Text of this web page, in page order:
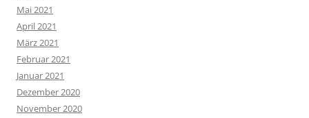
Mai 2021
April 2021
März 2021
Februar 2021
Januar 2021
Dezember 2020
November 2020